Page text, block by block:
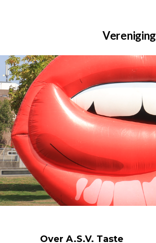
Vereniging
Over A.S.V. Taste